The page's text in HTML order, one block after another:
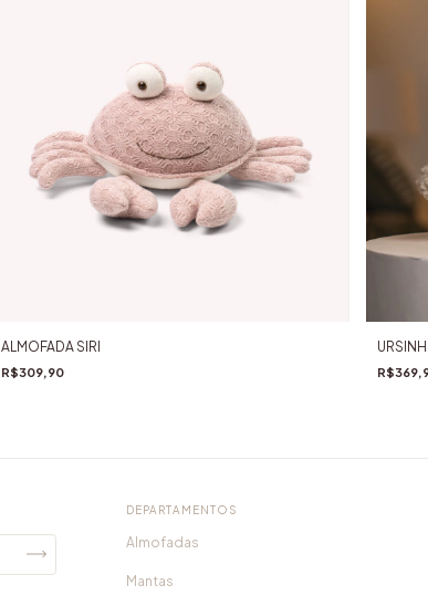
ALMOFADA SIRI
R$309,90
DEPARTAMENTOS
Almofadas
Mantas